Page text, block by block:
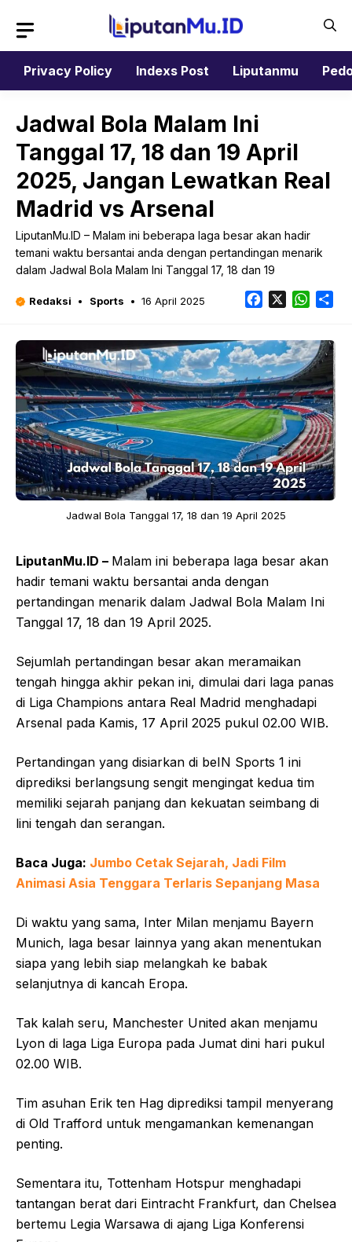
isi
Privacy Policy
Indexs Post Liputanmu
Jadwal Bola Malam Ini
Tanggal 17, 18 dan 19 April
2025, Jangan Lewatkan Real
Madrid vs Arsenal
LiputanMu.ID – Malam ini beberapa laga besar akan hadir
temani waktu bersantai anda dengan pertandingan menarik
dalam Jadwal Bola Malam Ini Tanggal 17, 18 dan 19
Redaksi Sports 16 April 2025 Facebook
Jadwal Bola Tanggal 17, 18 dan 19 April 2025
LiputanMu.ID – Malam ini beberapa laga besar akan
hadir temani waktu bersantai anda dengan
pertandingan menarik dalam Jadwal Bola Malam Ini
Tanggal 17, 18 dan 19 April 2025.
Sejumlah pertandingan besar akan meramaikan
tengah hingga akhir pekan ini, dimulai dari laga panas
di Liga Champions antara Real Madrid menghadapi
Arsenal pada Kamis, 17 April 2025 pukul 02.00 WIB.
Pertandingan yang disiarkan di beIN Sports 1 ini
diprediksi berlangsung sengit mengingat kedua tim
memiliki sejarah panjang dan kekuatan seimbang di
lini tengah dan serangan.
Baca Juga: Jumbo Cetak Sejarah, Jadi Film
Animasi Asia Tenggara Terlaris Sepanjang Masa
Di waktu yang sama, Inter Milan menjamu Bayern
Munich, laga besar lainnya yang akan menentukan
siapa yang lebih siap melangkah ke babak
selanjutnya di kancah Eropa.
Tak kalah seru, Manchester United akan menjamu
Lyon di laga Liga Europa pada Jumat dini hari pukul
02.00 WIB.
Tim asuhan Erik ten Hag diprediksi tampil menyerang
di Old Trafford untuk mengamankan kemenangan
penting.
Sementara itu, Tottenham Hotspur menghadapi
tantangan berat dari Eintracht Frankfurt, dan Chelsea
bertemu Legia Warsawa di ajang Liga Konferensi